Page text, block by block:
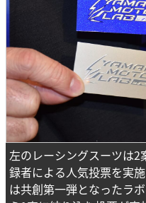
左のレーシングスーツは
録者による人気投票を実
は共創第一弾となったラ